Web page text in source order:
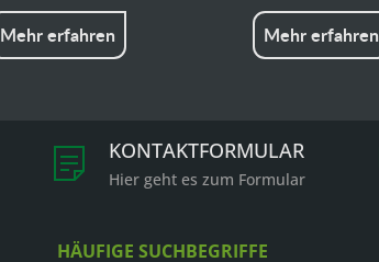
Mehr erfahren Mehr erfahren
KONTAKTFORMULAR
Hier geht es zum Formular
HÄUFIGE SUCHBEGRIFFE